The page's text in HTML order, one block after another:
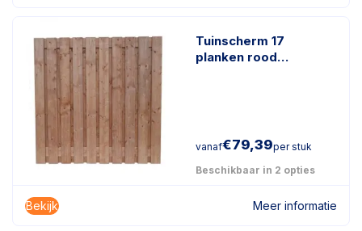
Tuinscherm 17
planken rood
vanaf€79,39per stuk
Beschikbaar in 2 opties
Bekijk Meer informatie